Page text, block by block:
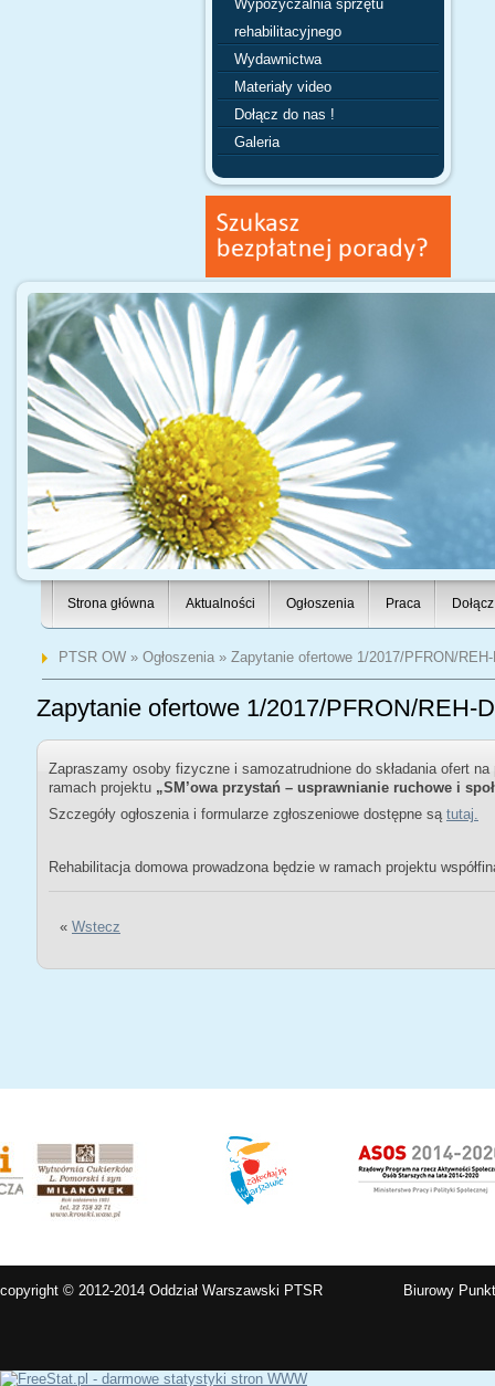
Wypożyczalnia sprzętu
rehabilitacyjnego
Wydawnictwa
Materiały video
Dołącz do nas !
Galeria
Strona główna Aktualności Ogłoszenia Praca
PTSR OW» Ogłoszenia» Zapytanie ofertowe 1/2017/PFRON/
Zapytanie ofertowe 1/2017/PFRON/REH-
Zapraszamy osoby fizyczne i samozatrudnione do składania ofert na
ramach projektu „SM’owa przystań – usprawnianie ruchowe i
Szczegóły ogłoszenia i formularze zgłoszeniowe dostępne są tutaj.
Rehabilitacja domowa prowadzona będzie w ramach projektu
« Wstecz
copyright © 2012-2014 Oddział Warszawski PTSR Biurowy